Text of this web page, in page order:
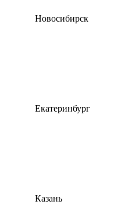
Новосибирск
Екатеринбург
Казань